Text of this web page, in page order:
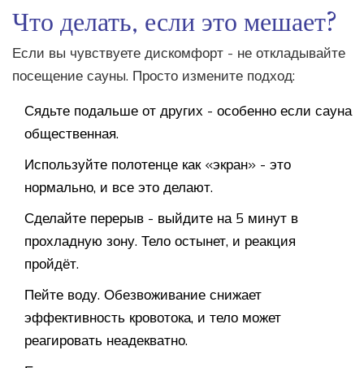
Что делать, если это мешает?
Если вы чувствуете дискомфорт - не откладывайте
посещение сауны. Просто измените подход:
Сядьте подальше от других - особенно если сауна
общественная.
Используйте полотенце как «экран» - это
нормально, и все это делают.
Сделайте перерыв - выйдите на 5 минут в
прохладную зону. Тело остынет, и реакция
пройдёт.
Пейте воду. Обезвоживание снижает
эффективность кровотока, и тело может
реагировать неадекватно.